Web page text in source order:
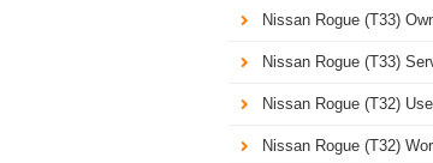
Nissan Rogue (T33)
Nissan Rogue (T33)
Nissan Rogue (T32)
Nissan Rogue (T32)